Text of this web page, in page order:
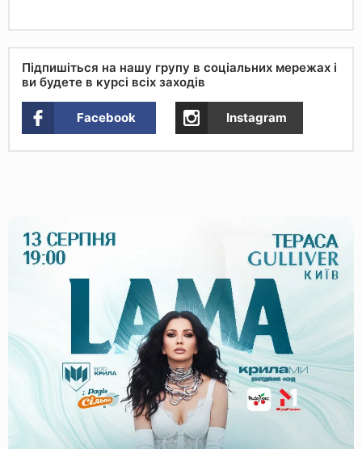
Підпишіться на нашу групу в соціальних мережах і
ви будете в курсі всіх заходів
Facebook Instagram